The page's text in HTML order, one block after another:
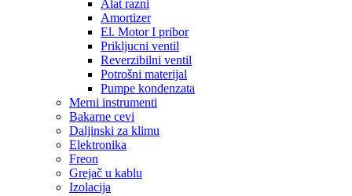
Alat razni
Amortizer
El. Motor I pribor
Prikljucni ventil
Reverzibilni ventil
Potrošni materijal
Pumpe kondenzata
Merni instrumenti
Bakarne cevi
Daljinski za klimu
Elektronika
Freon
Grejač u kablu
Izolacija